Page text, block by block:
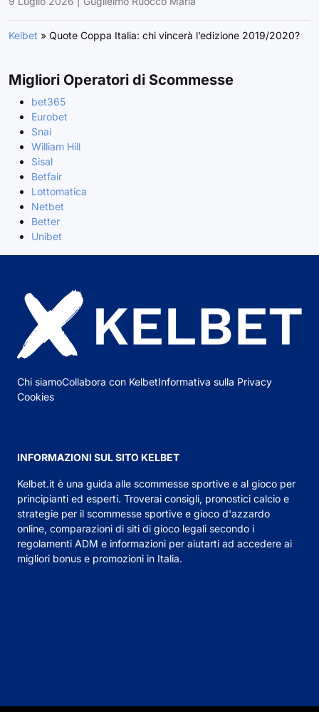
Kelbet » Quote Coppa Italia: chi vincerà l’edizione 2019/2020?
Migliori Operatori di Scommesse
bet365
Eurobet
Snai
William Hill
Sisal
Betfair
Lottomatica
Netbet
Better
Unibet
Chi siamoCollabora con KelbetInformativa sulla Privacy
Cookies
INFORMAZIONI SUL SITO KELBET
Kelbet.it è una guida alle scommesse sportive e al gioco per
principianti ed esperti. Troverai consigli, pronostici calcio e
strategie per il scommesse sportive e gioco d'azzardo
online, comparazioni di siti di gioco legali secondo i
regolamenti ADM e informazioni per aiutarti ad accedere ai
migliori bonus e promozioni in Italia.